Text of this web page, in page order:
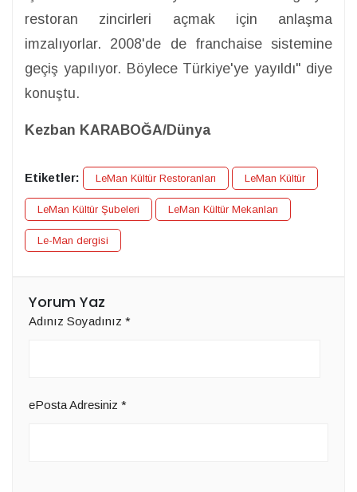
restoran zincirleri açmak için anlaşma
imzalıyorlar. 2008'de de franchaise sistemine
geçiş yapılıyor. Böylece Türkiye'ye yayıldı" diye
konuştu.
Kezban KARABOĞA/Dünya
Etiketler: LeMan Kültür Restoranları LeMan Kültür
LeMan Kültür Şubeleri LeMan Kültür Mekanları
Le-Man dergisi
Yorum Yaz
Adınız Soyadınız *
ePosta Adresiniz *